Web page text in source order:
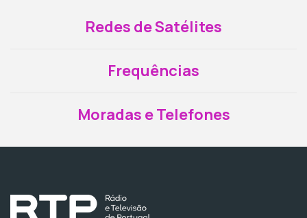
Redes de Satélites
Frequências
Moradas e Telefones